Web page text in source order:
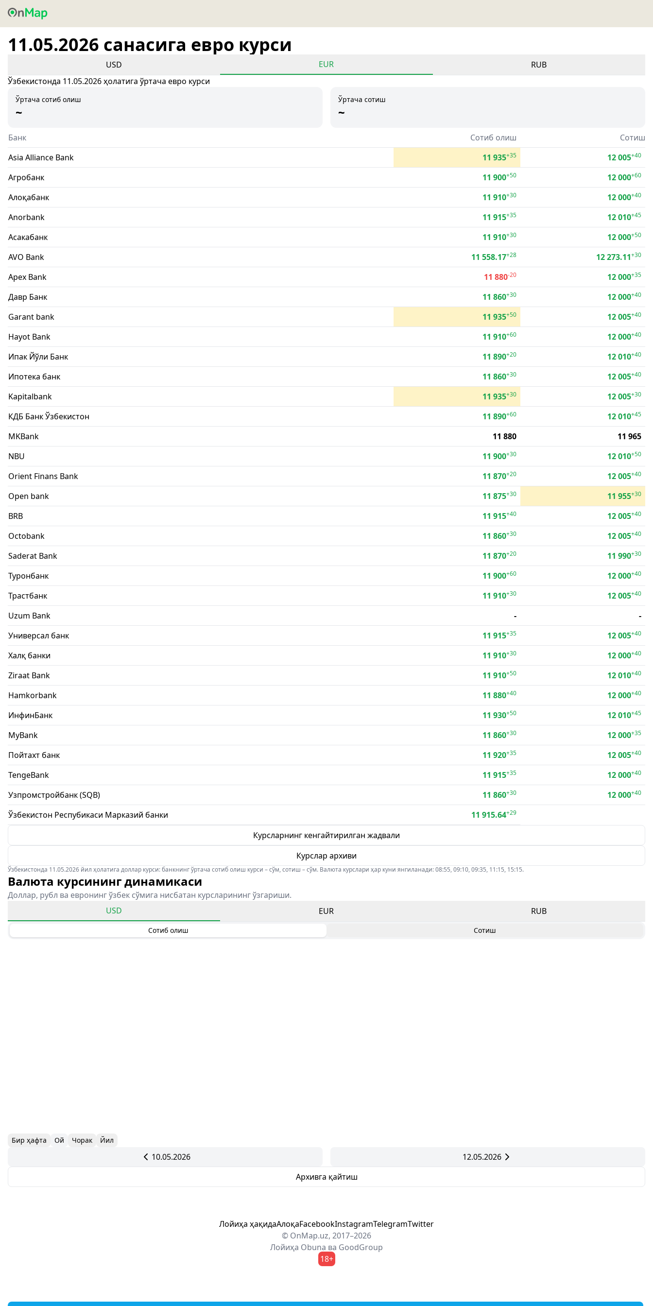
11.05.2026 санасига евро курси
USD EUR
RUB
Ўзбекистонда 11.05.2026 ҳолатига ўртача евро курси
Ўртача сотиб олиш
~
Ўртача сотиш
~
Банк Сотиб олиш
Сотиш
Asia Alliance Bank
11 935+35 12 005+40
Агробанк 11 900+50 12 000+60
Алоқабанк 11 910+30 12 000+40
Anorbank 11 915+35 12 010+45
Асакабанк 11 910+30 12 000+50
AVO Bank 11 558.17+28 12 273.11+30
Apex Bank 11 880-20 12 000+35
Давр Банк 11 860+30 12 000+40
Garant bank 11 935+50 12 005+40
Hayot Bank 11 910+60 12 000+40
Ипак Йўли Банк 11 890+20 12 010+40
Ипотека банк 11 860+30 12 005+40
Kapitalbank 11 935+30 12 005+30
КДБ Банк Ўзбекистон 11 890+60 12 010+45
MKBank 11 880
11 965
NBU
11 900+30 12 010+50
Orient Finans Bank 11 870+20 12 005+40
Open bank 11 875+30 11 955+30
BRB 11 915+40 12 005+40
Octobank 11 860+30 12 005+40
Saderat Bank 11 870+20 11 990+30
Туронбанк 11 900+60 12 000+40
Трастбанк 11 910+30 12 005+40
Uzum Bank -
-
Универсал банк
11 915+35 12 005+40
Халқ банки 11 910+30 12 000+40
Ziraat Bank 11 910+50 12 010+40
Hamkorbank 11 880+40 12 000+40
ИнфинБанк 11 930+50 12 010+45
MyBank 11 860+30 12 000+35
Пойтахт банк 11 920+35 12 005+40
TengeBank 11 915+35 12 000+40
Узпромстройбанк (SQB) 11 860+30 12 000+40
Ўзбекистон Респубикаси Марказий банки 11 915.64+29
Курсларнинг кенгайтирилган жадвали
Курслар архиви
Ўзбекистонда 11.05.2026 йил ҳолатига доллар курси: банкнинг ўртача сотиб олиш курси – сўм, сотиш – сўм. Валюта курслари ҳар куни янгиланади: 08:55, 09:10, 09:35, 11:15, 15:15.
Валюта курсининг динамикаси
Доллар, рубл ва евронинг ўзбек сўмига нисбатан курсларининг ўзгариши.
USD
EUR RUB
Сотиб олиш Сотиш
Бир ҳафта Ой Чорак Йил
10.05.2026
12.05.2026
Архивга қайтиш
Лойиҳа ҳақидаАлоқаFacebookInstagramTelegramTwitter
© OnMap.uz, 2017–2026
Лойиҳа Obuna ва GoodGroup
18+